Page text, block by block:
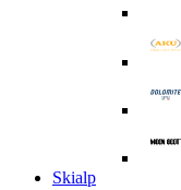
Skialp